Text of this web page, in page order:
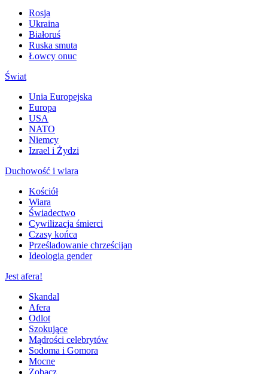
Rosja
Ukraina
Białoruś
Ruska smuta
Łowcy onuc
Świat
Unia Europejska
Europa
USA
NATO
Niemcy
Izrael i Żydzi
Duchowość i wiara
Kościół
Wiara
Świadectwo
Cywilizacja śmierci
Czasy końca
Prześladowanie chrześcijan
Ideologia gender
Jest afera!
Skandal
Afera
Odlot
Szokujące
Mądrości celebrytów
Sodoma i Gomora
Mocne
Zobacz